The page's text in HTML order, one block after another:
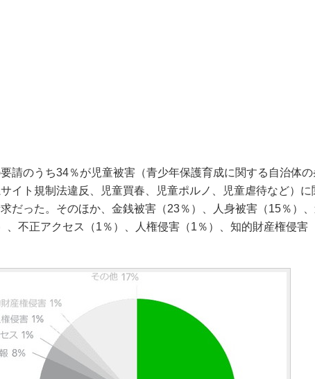
請のうち34％が児童被害（青少年保護育成に関する自治体の
イト規制法違反、児童買春、児童ポルノ、児童虐待など）に
だった。そのほか、金銭被害（23％）、人身被害（15％）
、不正アクセス（1％）、人権侵害（1％）、知的財産権侵害